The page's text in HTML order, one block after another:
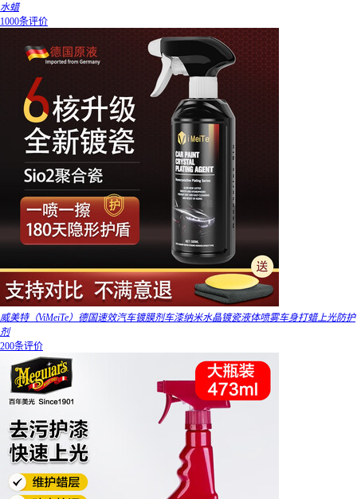
水蜡
1000条评价
威美特（ViMeiTe）德国速效汽车镀膜剂车漆纳米水晶镀瓷液体喷雾车身打蜡上光防护
剂
200条评价